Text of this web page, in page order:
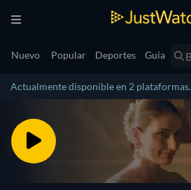
Nuevo Popular Deportes Guía
Actualmente disponible en 2 plataformas.